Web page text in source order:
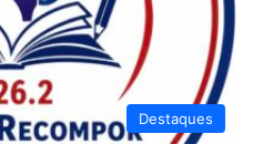
Destaques